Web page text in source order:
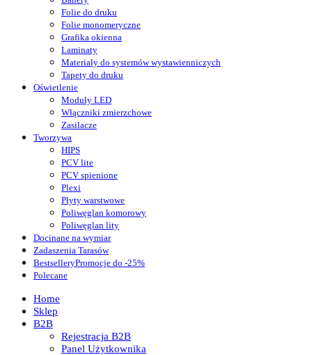
Folie do druku
Folie monomeryczne
Grafika okienna
Laminaty
Materiały do systemów wystawienniczych
Tapety do druku
Oświetlenie
Moduły LED
Włączniki zmierzchowe
Zasilacze
Tworzywa
HIPS
PCV lite
PCV spienione
Plexi
Płyty warstwowe
Poliwęglan komorowy
Poliwęglan lity
Docinane na wymiar
Zadaszenia Tarasów
BestselleryPromocje do -25%
Polecane
Home
Sklep
B2B
Rejestracja B2B
Panel Użytkownika